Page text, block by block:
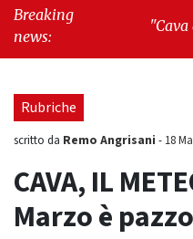
Breaking
news:
"Cava de'
Rubriche
scritto da Remo Angrisani - 18
CAVA, IL
Marzo è pazzo